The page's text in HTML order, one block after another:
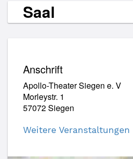
Saal
Anschrift
Apollo-Theater Siegen e. V
Morleystr. 1
57072 Siegen
Weitere Veranstaltungen